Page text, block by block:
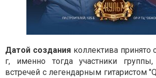
Датой созданияколлектива принято
г, именно тогда участники
встречей с легендарным гитаристом